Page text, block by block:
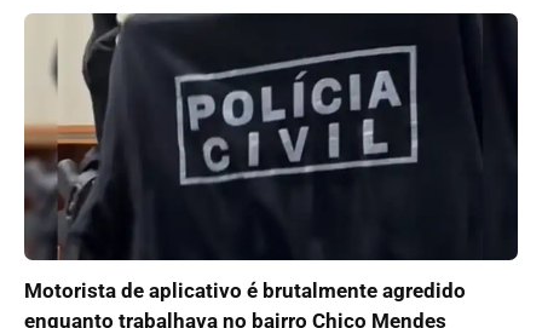
Motorista de aplicativo é brutalmente agredido
enquanto trabalhava no bairro Chico Mendes